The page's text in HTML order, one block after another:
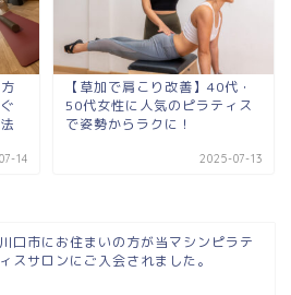
14
【草加で肩こり改善】40代・
50代女性に人気のピラティス
で姿勢からラクに！
2025-07-13
川口市にお住まいの方が当マシンピラテ
ィスサロンにご入会されました。